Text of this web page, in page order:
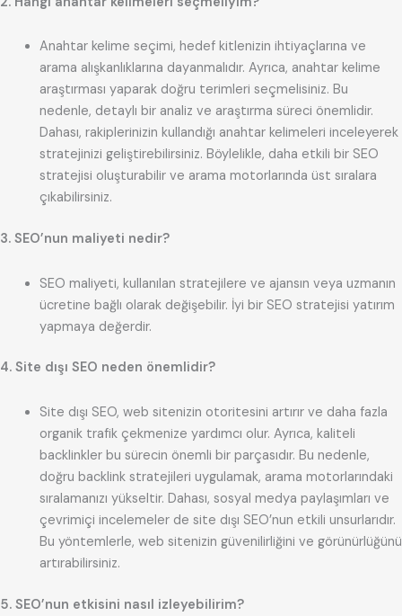
Anahtar kelime seçimi, hedef kitlenizin ihtiyaçlarına ve
arama alışkanlıklarına dayanmalıdır. Ayrıca, anahtar kelime
araştırması yaparak doğru terimleri seçmelisiniz. Bu
nedenle, detaylı bir analiz ve araştırma süreci önemlidir.
Dahası, rakiplerinizin kullandığı anahtar kelimeleri inceleyerek
stratejinizi geliştirebilirsiniz. Böylelikle, daha etkili bir SEO
stratejisi oluşturabilir ve arama motorlarında üst sıralara
çıkabilirsiniz.
3. SEO’nun maliyeti nedir?
SEO maliyeti, kullanılan stratejilere ve ajansın veya uzmanın
ücretine bağlı olarak değişebilir. İyi bir SEO stratejisi yatırım
yapmaya değerdir.
4. Site dışı SEO neden önemlidir?
Site dışı SEO, web sitenizin otoritesini artırır ve daha fazla
organik trafik çekmenize yardımcı olur. Ayrıca, kaliteli
backlinkler bu sürecin önemli bir parçasıdır. Bu nedenle,
doğru backlink stratejileri uygulamak, arama motorlarındaki
sıralamanızı yükseltir. Dahası, sosyal medya paylaşımları ve
çevrimiçi incelemeler de site dışı SEO’nun etkili unsurlarıdır.
Bu yöntemlerle, web sitenizin güvenilirliğini ve görünürlüğünü
artırabilirsiniz.
5. SEO’nun etkisini nasıl izleyebilirim?